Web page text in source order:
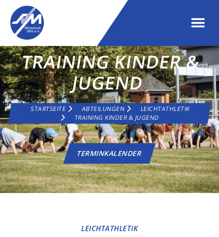
TRAINING KINDER &
JUGEND
STARTSEITE ABTEILUNGEN
LEICHTATHLETIK
TRAINING KINDER & JUGEND
TERMINKALENDER
LEICHTATHLETIK